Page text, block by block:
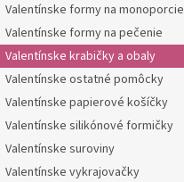
Valentínske formy na monoporcie
Valentínske formy na pečenie
Valentínske krabičky a obaly
Valentínske ostatné pomôcky
Valentínske papierové košíčky
Valentínske silikónové formičky
Valentínske suroviny
Valentínske vykrajovačky